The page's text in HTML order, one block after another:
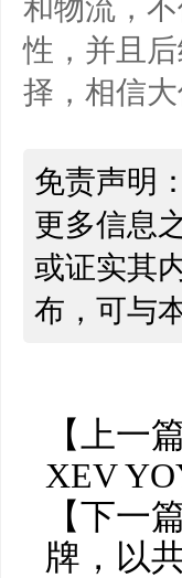
性，并且
择，相信
免责声明
更多信息
或证实其
布，可与
【上一
XEV
【下一
牌，以